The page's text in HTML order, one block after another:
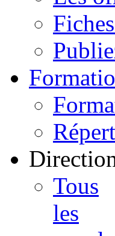
Tous
les